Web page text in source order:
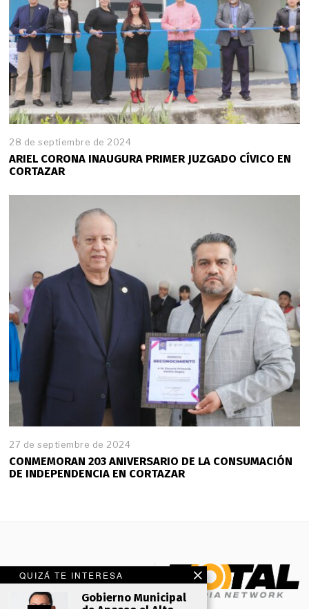
QUIZÁ TE INTERESA
Gobierno Municipal
28 de septiembre de 2024
ARIEL CORONA INAUGURA PRIMER JUZGADO CÍVICO EN
CORTAZAR
27 de septiembre de 2024
CONMEMORAN 203 ANIVERSARIO DE LA CONSUMACIÓN
DE INDEPENDENCIA EN CORTAZAR